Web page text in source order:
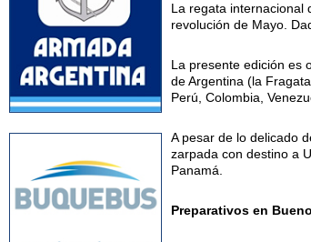
La regata internacional
revolución de Mayo.
La presente edición es
de Argentina (la
Perú, Colombia,
A pesar de lo delicado
zarpada con destino a
Panamá.
Preparativos en